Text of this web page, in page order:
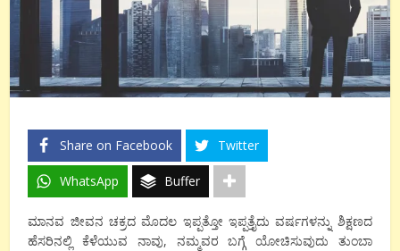
Share on Facebook Twitter
WhatsApp Buffer
ಮಾನವ ಜೀವನ ಚಕ್ರದ ಮೊದಲ ಇಪ್ಪತ್ತೋ ಇಪ್ಪತ್ತೈದು ವರ್ಷಗಳನ್ನು ಶಿಕ್ಷಣದ
ಹೆಸರಿನಲ್ಲಿ ಕೆಳೆಯುವ ನಾವು, ನಮ್ಮವರ ಬಗ್ಗೆ ಯೋಚಿಸುವುದು ತುಂಬಾ